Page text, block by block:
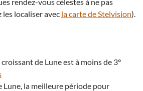
localiser avec la carte de Stelvision).
croissant de Lune est à moins de 3°
Lune, la meilleure période pour